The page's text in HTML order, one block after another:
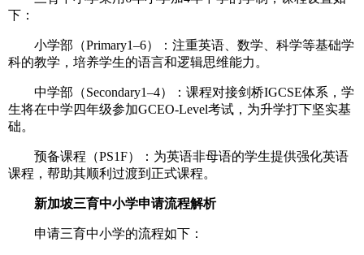
下：
小学部（Primary1–6）：注重英语、数学、科学等基础学
科的教学，培养学生的语言和逻辑思维能力。
中学部（Secondary1–4）：课程对接剑桥IGCSE体系，学
生将在中学四年级参加GCEO-Level考试，为升学打下坚实基
础。
预备课程（PS1F）：为英语非母语的学生提供强化英语
课程，帮助其顺利过渡到正式课程。
新加坡三育中小学申请流程解析
申请三育中小学的流程如下：